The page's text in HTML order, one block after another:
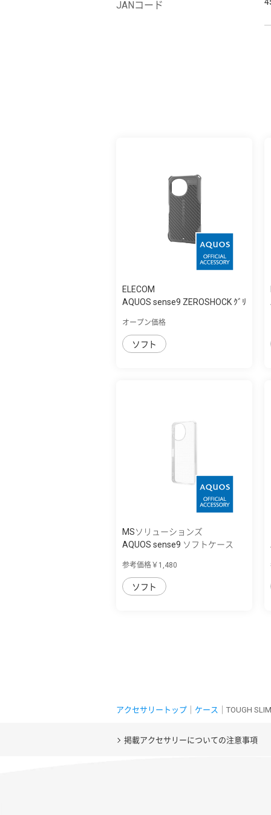
JANコード
ELECOM
AQUOS sense9 ZEROSHOCK ｸﾞﾘ
オープン価格
ソフト
MSソリューションズ
AQUOS sense9 ソフトケース
参考価格￥1,480
ソフト
アクセサリートップ ケース ｜TOUGH
掲載アクセサリーについての注意事項